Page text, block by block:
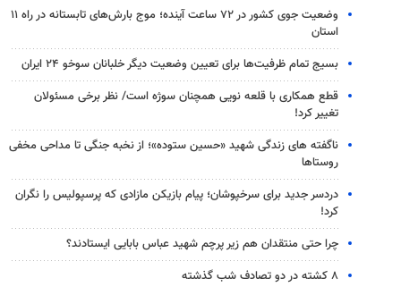
وضعیت جوی کشور در ۷۲ ساعت آینده؛ موج بارش‌های تابستانه در راه ۱۱
استان
بسیج تمام ظرفیت‌ها برای تعیین وضعیت دیگر خلبانان سوخو ۲۴ ایران
قطع همکاری با قلعه نویی همچنان سوژه است/ نظر برخی مسئولان
تغییر کرد!
ناگفته های زندگی شهید «حسین ستوده»؛ از نخبه جنگی تا مداحی مخفی
روستاها
دردسر جدید برای سرخپوشان؛ پیام بازیکن مازادی که پرسپولیس را نگران
کرد!
چرا حتی منتقدان هم زیر پرچم شهید عباس بابایی ایستادند؟
۸ کشته در دو تصادف شب گذشته